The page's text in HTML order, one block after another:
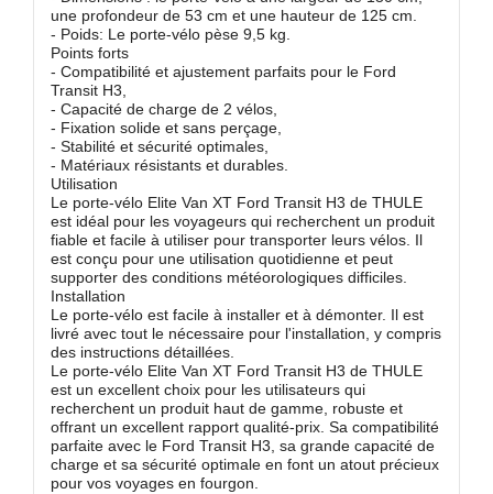
une profondeur de 53 cm et une hauteur de 125 cm.
- Poids: Le porte-vélo pèse 9,5 kg.
Points forts
- Compatibilité et ajustement parfaits pour le Ford
Transit H3,
- Capacité de charge de 2 vélos,
- Fixation solide et sans perçage,
- Stabilité et sécurité optimales,
- Matériaux résistants et durables.
Utilisation
Le porte-vélo Elite Van XT Ford Transit H3 de THULE
est idéal pour les voyageurs qui recherchent un produit
fiable et facile à utiliser pour transporter leurs vélos. Il
est conçu pour une utilisation quotidienne et peut
supporter des conditions météorologiques difficiles.
Installation
Le porte-vélo est facile à installer et à démonter. Il est
livré avec tout le nécessaire pour l'installation, y compris
des instructions détaillées.
Le porte-vélo Elite Van XT Ford Transit H3 de THULE
est un excellent choix pour les utilisateurs qui
recherchent un produit haut de gamme, robuste et
offrant un excellent rapport qualité-prix. Sa compatibilité
parfaite avec le Ford Transit H3, sa grande capacité de
charge et sa sécurité optimale en font un atout précieux
pour vos voyages en fourgon.